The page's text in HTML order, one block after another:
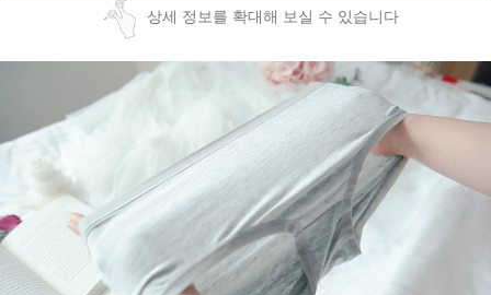
상세 정보를 확대해 보실 수 있습니다